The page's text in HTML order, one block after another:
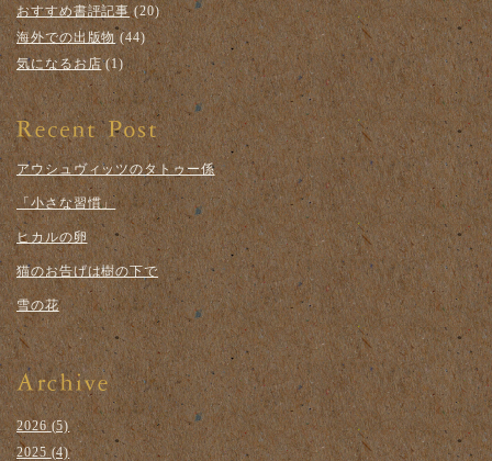
おすすめ書評記事(20)
海外での出版物 (44)
気になるお店(1)
アウシュヴィッツのタトゥー係
「小さな習慣」
ヒカルの卵
猫のお告げは樹の下で
雪の花
2026(5)
2025(4)